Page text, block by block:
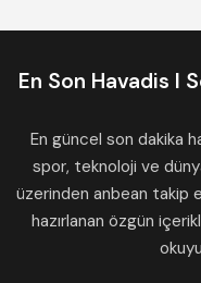
En Son Havadis I
En güncel son dakika
spor, teknoloji ve
üzerinden anbean takip
hazırlanan özgün